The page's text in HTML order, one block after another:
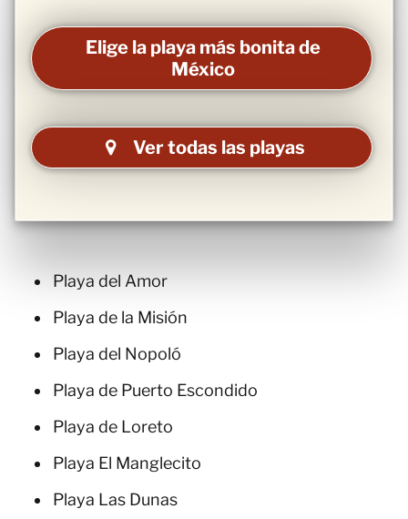
Elige la playa más bonita de
México
Ver todas las playas
Playa del Amor
Playa de la Misión
Playa del Nopoló
Playa de Puerto Escondido
Playa de Loreto
Playa El Manglecito
Playa Las Dunas